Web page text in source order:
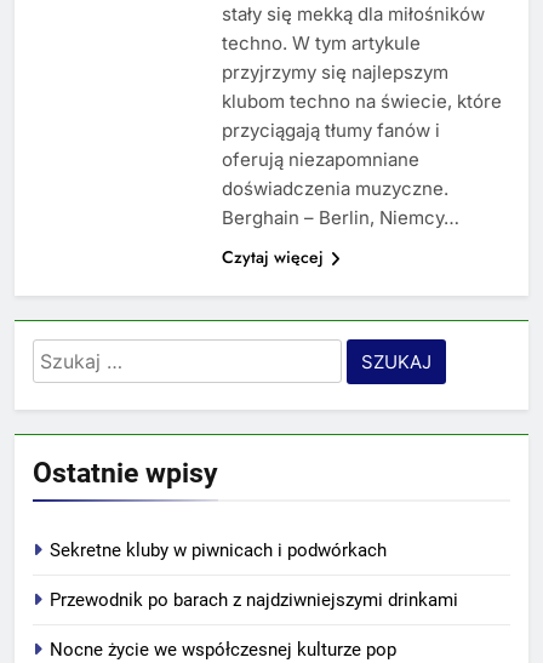
stały się mekką dla miłośników
techno. W tym artykule
przyjrzymy się najlepszym
klubom techno na świecie, które
przyciągają tłumy fanów i
oferują niezapomniane
doświadczenia muzyczne.
Berghain – Berlin, Niemcy…
Czytaj więcej
Szukaj:
Ostatnie wpisy
Sekretne kluby w piwnicach i podwórkach
Przewodnik po barach z najdziwniejszymi drinkami
Nocne życie we współczesnej kulturze pop